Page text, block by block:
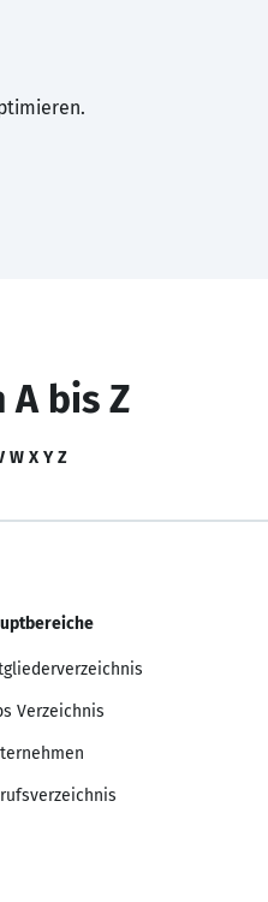
A bis Z
W X Y Z
Verzeichnis